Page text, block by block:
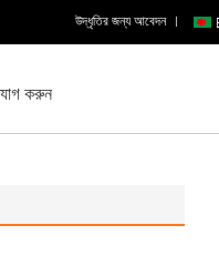
উদ্ধৃতির জন্য আবেদন |
করুন